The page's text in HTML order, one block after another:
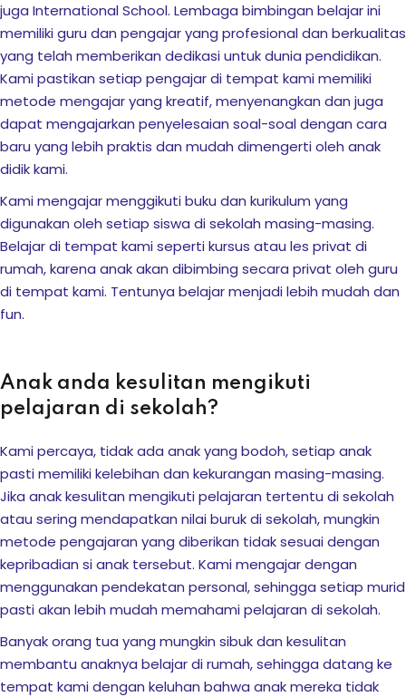
)
motorik dan
Edukasi
Dunia Satwa
Siswa
dan Kolaborasi
Top Score
Ujian
Strategis
juga International School. Lembaga bimbingan belajar ini
memiliki guru dan pengajar yang profesional dan berkualitas
yang telah memberikan dedikasi untuk dunia pendidikan.
Kami pastikan setiap pengajar di tempat kami memiliki
metode mengajar yang kreatif, menyenangkan dan juga
dapat mengajarkan penyelesaian soal-soal dengan cara
baru yang lebih praktis dan mudah dimengerti oleh anak
didik kami.
Kami mengajar menggikuti buku dan kurikulum yang
digunakan oleh setiap siswa di sekolah masing-masing.
Belajar di tempat kami seperti kursus atau les privat di
rumah, karena anak akan dibimbing secara privat oleh guru
di tempat kami. Tentunya belajar menjadi lebih mudah dan
fun.
Anak anda kesulitan mengikuti
pelajaran di sekolah?
Kami percaya, tidak ada anak yang bodoh, setiap anak
pasti memiliki kelebihan dan kekurangan masing-masing.
Jika anak kesulitan mengikuti pelajaran tertentu di sekolah
atau sering mendapatkan nilai buruk di sekolah, mungkin
metode pengajaran yang diberikan tidak sesuai dengan
kepribadian si anak tersebut. Kami mengajar dengan
menggunakan pendekatan personal, sehingga setiap murid
pasti akan lebih mudah memahami pelajaran di sekolah.
Banyak orang tua yang mungkin sibuk dan kesulitan
membantu anaknya belajar di rumah, sehingga datang ke
tempat kami dengan keluhan bahwa anak mereka tidak